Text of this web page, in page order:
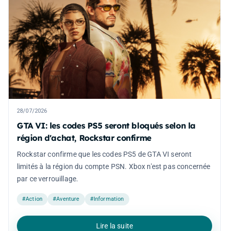
28/07/2026
GTA VI: les codes PS5 seront bloqués selon la
région d'achat, Rockstar confirme
Rockstar confirme que les codes PS5 de GTA VI seront
limités à la région du compte PSN. Xbox n'est pas concernée
par ce verrouillage.
#Action #Aventure #Information
Lire la suite